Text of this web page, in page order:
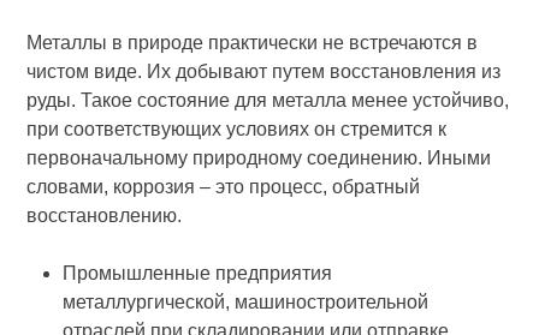
Металлы в природе практически не встречаются в
чистом виде. Их добывают путем восстановления из
руды. Такое состояние для металла менее устойчиво,
при соответствующих условиях он стремится к
первоначальному природному соединению. Иными
словами, коррозия – это процесс, обратный
восстановлению.
Промышленные предприятия
металлургической, машиностроительной
отраслей при складировании или отправке